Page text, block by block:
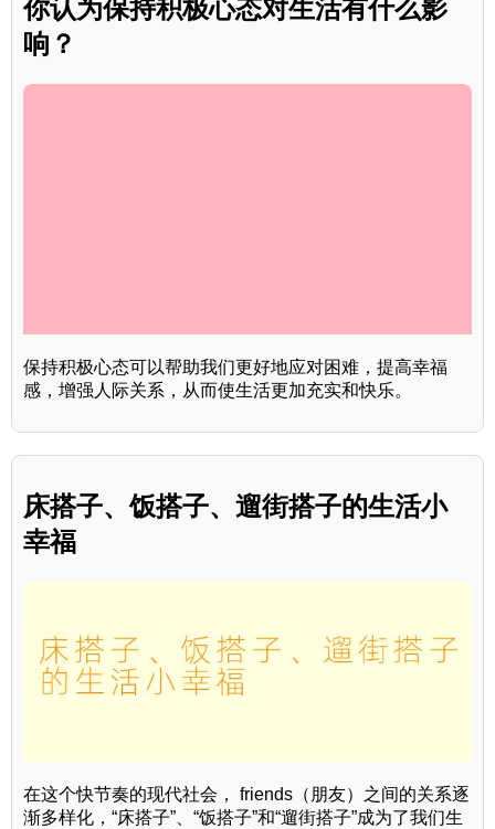
你认为保持积极心态对生活有什么影
响？
保持积极心态可以帮助我们更好地应对困难，提高幸福
感，增强人际关系，从而使生活更加充实和快乐。
床搭子、饭搭子、遛街搭子的生活小
幸福
在这个快节奏的现代社会， friends（朋友）之间的关系逐
渐多样化，“床搭子”、“饭搭子”和“遛街搭子”成为了我们生